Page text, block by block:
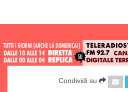
Condividi su